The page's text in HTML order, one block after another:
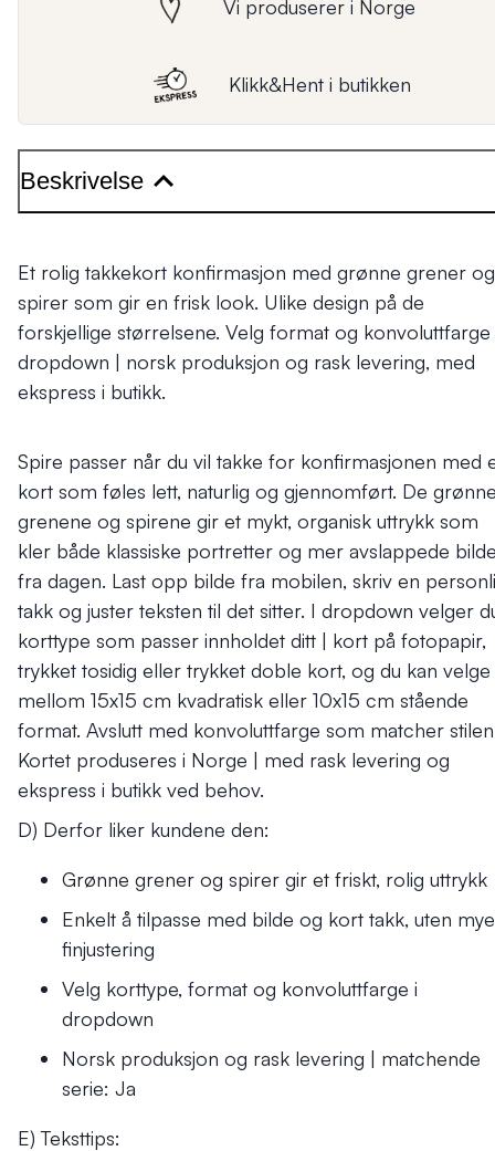
Vi produserer i Norge
Klikk&Hent i butikken
Beskrivelse
Et rolig takkekort konfirmasjon med grønne grener og
spirer som gir en frisk look. Ulike design på de
forskjellige størrelsene. Velg format og konvoluttfarge
dropdown | norsk produksjon og rask levering, med
ekspress i butikk.
Spire passer når du vil takke for konfirmasjonen med
kort som føles lett, naturlig og gjennomført. De
grenene og spirene gir et mykt, organisk uttrykk som
kler både klassiske portretter og mer avslappede
fra dagen. Last opp bilde fra mobilen, skriv en
takk og juster teksten til det sitter. I dropdown velger
korttype som passer innholdet ditt | kort på fotopapir,
trykket tosidig eller trykket doble kort, og du kan velge
mellom 15x15 cm kvadratisk eller 10x15 cm stående
format. Avslutt med konvoluttfarge som matcher
Kortet produseres i Norge | med rask levering og
ekspress i butikk ved behov.
D) Derfor liker kundene den:
Grønne grener og spirer gir et friskt, rolig uttrykk
Enkelt å tilpasse med bilde og kort takk, uten mye
finjustering
Velg korttype, format og konvoluttfarge i
dropdown
Norsk produksjon og rask levering | matchende
serie: Ja
E) Teksttips: